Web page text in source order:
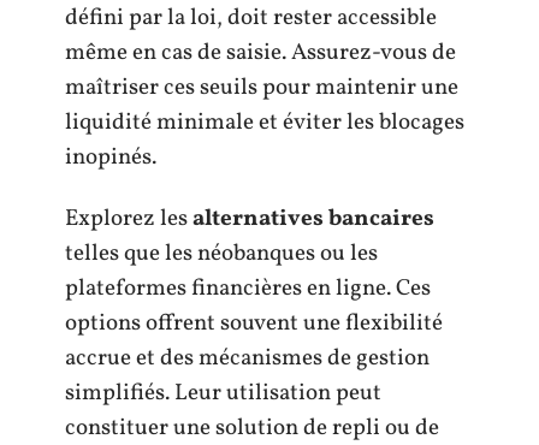
défini par la loi, doit rester accessible
même en cas de saisie. Assurez-vous de
maîtriser ces seuils pour maintenir une
liquidité minimale et éviter les blocages
inopinés.
Explorez lesalternatives bancaires
telles que les néobanques ou les
plateformes financières en ligne. Ces
options offrent souvent une flexibilité
accrue et des mécanismes de gestion
simplifiés. Leur utilisation peut
constituer une solution de repli ou de